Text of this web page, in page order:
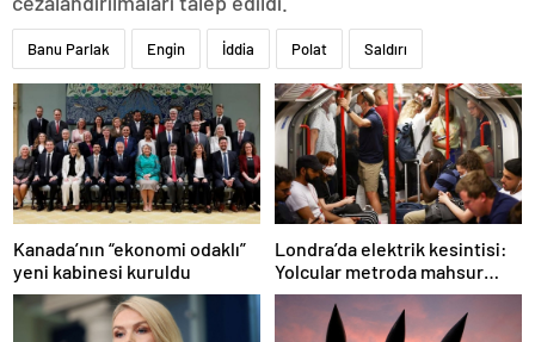
Banu Parlak Engin İddia Polat Saldırı
Kanada’nın “ekonomi odaklı”
yeni kabinesi kuruldu
Londra’da elektrik kesintisi:
Yolcular metroda mahsur
kaldı